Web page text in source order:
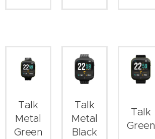
Talk
Metal
Green
Talk
Metal
Black
Talk
Green